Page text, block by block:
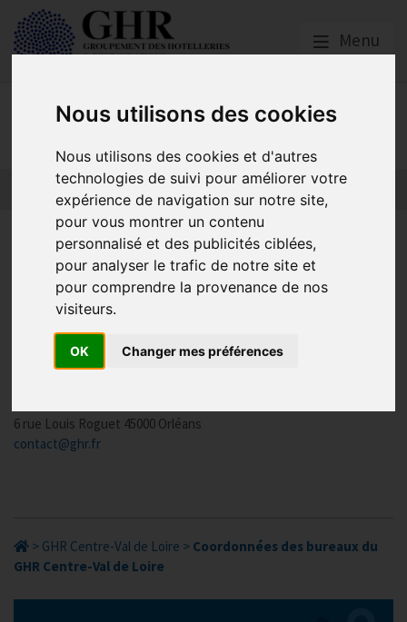
Nous utilisons des cookies
Nous utilisons des cookies et d'autres
technologies de suivi pour améliorer votre
expérience de navigation sur notre site,
pour vous montrer un contenu
personnalisé et des publicités ciblées,
pour analyser le trafic de notre site et
pour comprendre la provenance de nos
visiteurs.
OK Changer mes préférences
Menu
GHR Centre-Val de Loire
Coordonnées des bureaux du
GHR Centre-Val de Loire
GHR Centre-Val de Loire
23/10/2020
6 rue Louis Roguet 45000 Orléans
contact@ghr.fr
> GHR Centre-Val de Loire > Coordonnées des bureaux du
GHR Centre-Val de Loire